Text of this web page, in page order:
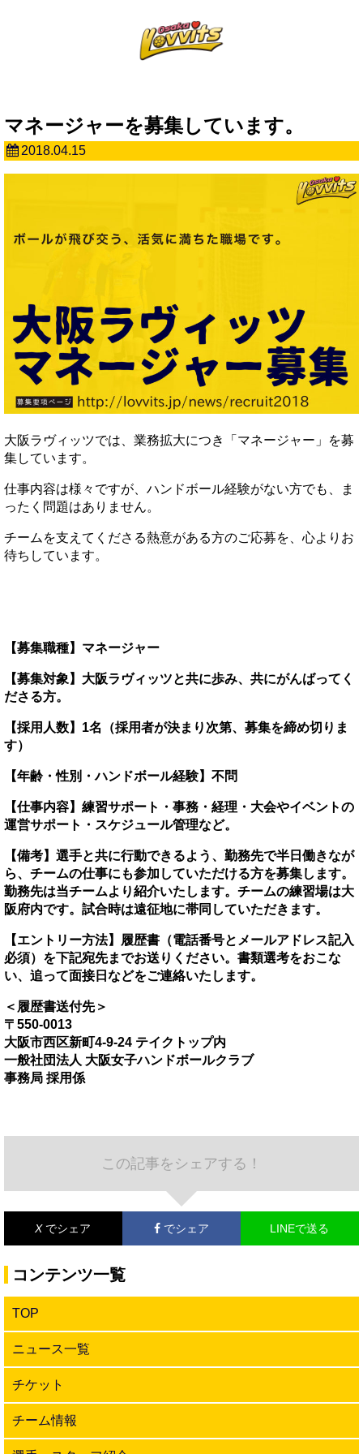
マネージャーを募集しています。
2018.04.15
大阪ラヴィッツでは、業務拡大につき「マネージャー」を募
集しています。
仕事内容は様々ですが、ハンドボール経験がない方でも、ま
ったく問題はありません。
チームを支えてくださる熱意がある方のご応募を、心よりお
待ちしています。
【募集職種】マネージャー
【募集対象】大阪ラヴィッツと共に歩み、共にがんばってく
ださる方。
【採用人数】1名（採用者が決まり次第、募集を締め切りま
す）
【年齢・性別・ハンドボール経験】不問
【仕事内容】練習サポート・事務・経理・大会やイベントの
運営サポート・スケジュール管理など。
【備考】選手と共に行動できるよう、勤務先で半日働きなが
ら、チームの仕事にも参加していただける方を募集します。
勤務先は当チームより紹介いたします。チームの練習場は大
阪府内です。試合時は遠征地に帯同していただきます。
【エントリー方法】履歴書（電話番号とメールアドレス記入
必須）を下記宛先までお送りください。書類選考をおこな
い、追って面接日などをご連絡いたします。
＜履歴書送付先＞
〒550-0013
大阪市西区新町4-9-24 テイクトップ内
一般社団法人 大阪女子ハンドボールクラブ
事務局 採用係
この記事をシェアする！
X でシェア でシェア LINEで送る
コンテンツ一覧
TOP
ニュース一覧
チケット
チーム情報